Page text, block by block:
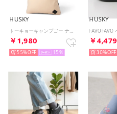
HUSKY
￥1,980
55% 15
HUSKY
￥4,479
30%